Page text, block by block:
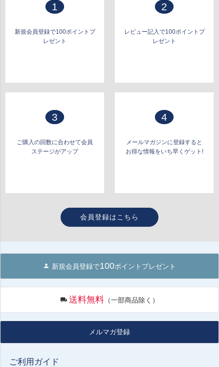
1
新規会員登録で100ポイントプ
レゼント
2
レビュー記入で100ポイントプ
レゼント
3
ご購入の回数に合わせて会員
ステージがアップ
4
メールマガジンに登録すると
お得な情報をいち早くゲット!
会員登録はこちら
新規会員登録で100ポイントプレゼント
送料無料 （一部商品除く）
メルマガ登録
ご利用ガイド